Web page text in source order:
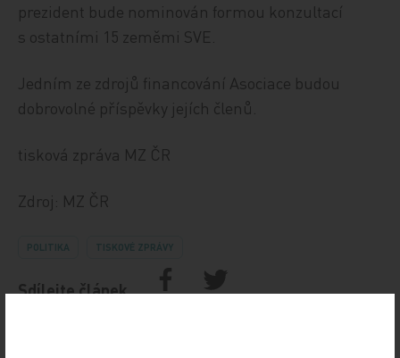
prezident bude nominován formou konzultací
s ostatními 15 zeměmi SVE.
Jedním ze zdrojů financování Asociace budou
dobrovolné příspěvky jejích členů.
tisková zpráva MZ ČR
Zdroj: MZ ČR
POLITIKA TISKOVÉ ZPRÁVY
Sdílejte článek